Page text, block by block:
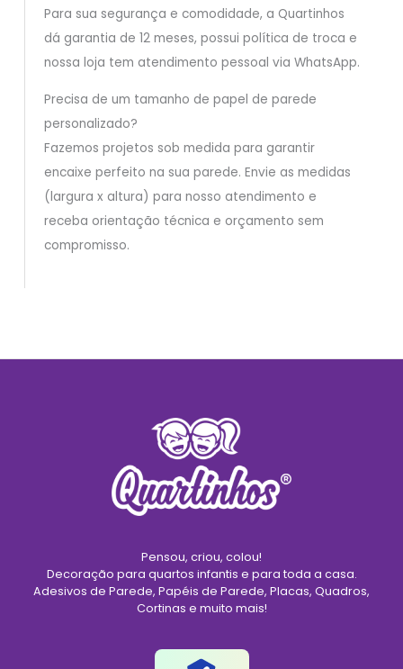
Para sua segurança e comodidade, a Quartinhos
dá garantia de 12 meses, possui política de troca e
nossa loja tem atendimento pessoal via WhatsApp.
Precisa de um tamanho de papel de parede
personalizado?
Fazemos projetos sob medida para garantir
encaixe perfeito na sua parede. Envie as medidas
(largura x altura) para nosso atendimento e
receba orientação técnica e orçamento sem
compromisso.
Pensou, criou, colou!
Decoração para quartos infantis e para toda a casa.
Adesivos de Parede, Papéis de Parede, Placas, Quadros,
Cortinas e muito mais!